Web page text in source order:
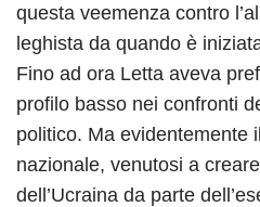
questa veemenza contro
leghista da quando è
Fino ad ora Letta aveva
profilo basso nei confronti
politico. Ma evidentemente
nazionale, venutosi a
dell’Ucraina da parte